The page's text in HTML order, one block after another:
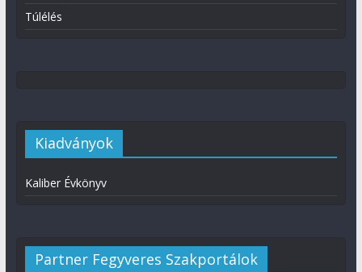
Túlélés
Kiadványok
Kaliber Évkönyv
Partner Fegyveres Szakportálok